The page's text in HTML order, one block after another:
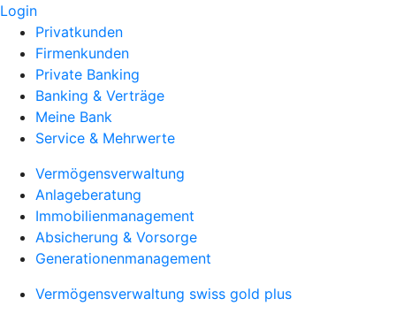
Login
Privatkunden
Firmenkunden
Private Banking
Banking & Verträge
Meine Bank
Service & Mehrwerte
Vermögensverwaltung
Anlageberatung
Immobilienmanagement
Absicherung & Vorsorge
Generationenmanagement
Vermögensverwaltung swiss gold plus